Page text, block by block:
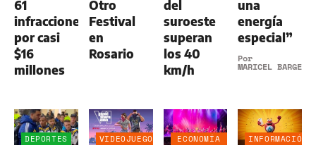
61
infracciones
por casi
$16
millones
Otro
Festival
en
Rosario
del
suroeste
superan
los 40
km/h
una
energía
especial”
Por
MARICEL BARGERI
DEPORTES VIDEOJUEGOS
ECONOMÍA
INFORMACIÓN